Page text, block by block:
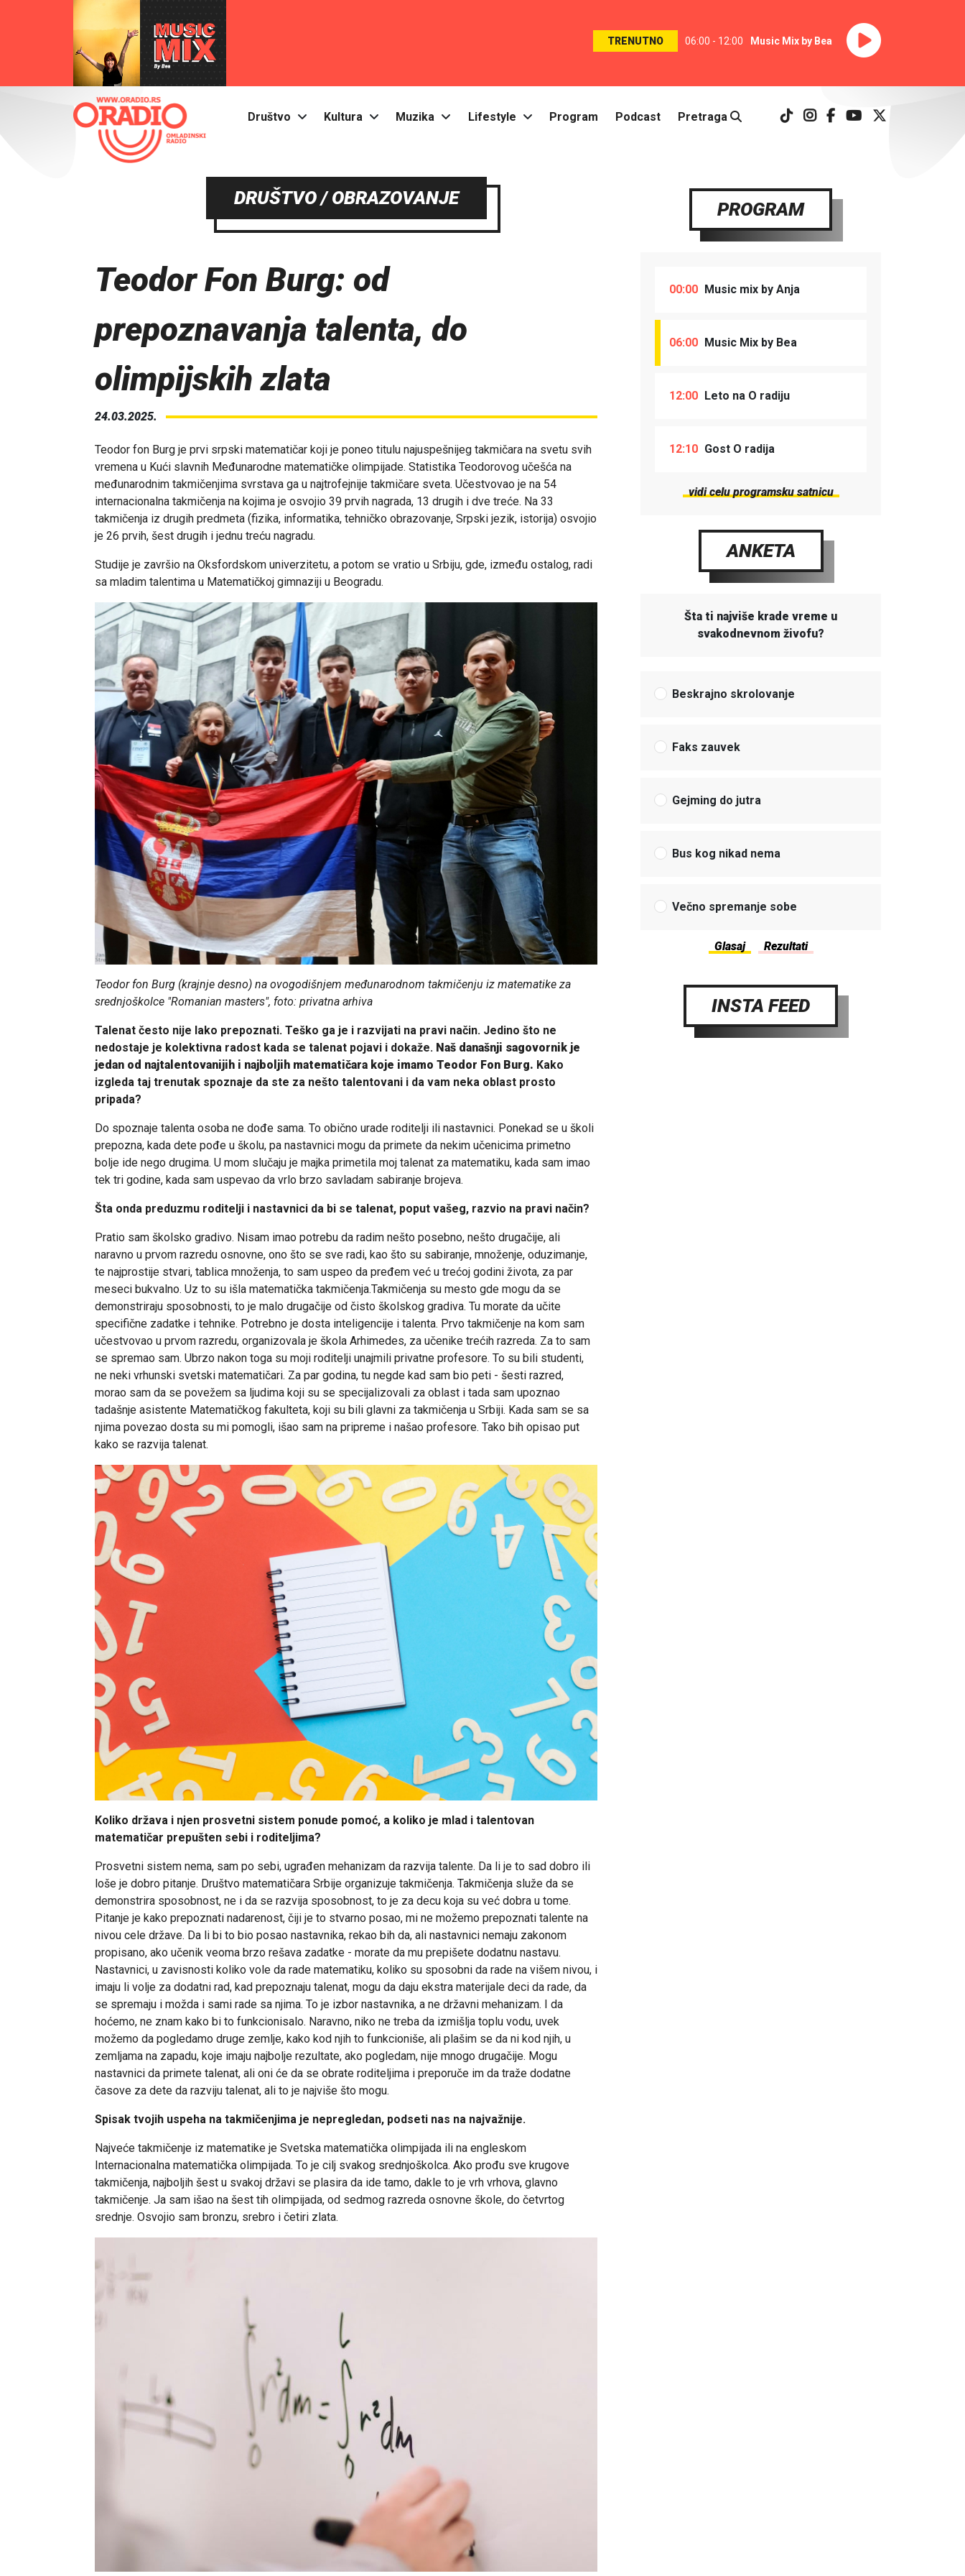
TRENUTNO 06:00 - 12:00 Music Mix by Bea
Društvo Kultura Muzika Lifestyle Program Podcast Pretraga
DRUŠTVO / OBRAZOVANJE
Teodor Fon Burg: od
prepoznavanja talenta, do
olimpijskih zlata
24.03.2025.
Teodor fon Burg je prvi srpski matematičar koji je poneo titulu najuspešnijeg takmičara na svetu svih
vremena u Kući slavnih Međunarodne matematičke olimpijade. Statistika Teodorovog učešća na
međunarodnim takmičenjima svrstava ga u najtrofejnije takmičare sveta. Učestvovao je na 54
internacionalna takmičenja na kojima je osvojio 39 prvih nagrada, 13 drugih i dve treće. Na 33
takmičenja iz drugih predmeta (fizika, informatika, tehničko obrazovanje, Srpski jezik, istorija) osvojio
je 26 prvih, šest drugih i jednu treću nagradu.
Studije je završio na Oksfordskom univerzitetu, a potom se vratio u Srbiju, gde, između ostalog, radi
sa mladim talentima u Matematičkoj gimnaziji u Beogradu.
Teodor fon Burg (krajnje desno) na ovogodišnjem međunarodnom takmičenju iz matematike za
srednjoškolce "Romanian masters", foto: privatna arhiva
Talenat često nije lako prepoznati. Teško ga je i razvijati na pravi način. Jedino što ne
nedostaje je kolektivna radost kada se talenat pojavi i dokaže. Naš današnji sagovornik je
jedan od najtalentovanijih i najboljih matematičara koje imamo Teodor Fon Burg. Kako
izgleda taj trenutak spoznaje da ste za nešto talentovani i da vam neka oblast prosto
pripada?
Do spoznaje talenta osoba ne dođe sama. To obično urade roditelji ili nastavnici. Ponekad se u školi
prepozna, kada dete pođe u školu, pa nastavnici mogu da primete da nekim učenicima primetno
bolje ide nego drugima. U mom slučaju je majka primetila moj talenat za matematiku, kada sam imao
tek tri godine, kada sam uspevao da vrlo brzo savladam sabiranje brojeva.
Šta onda preduzmu roditelji i nastavnici da bi se talenat, poput vašeg, razvio na pravi način?
Pratio sam školsko gradivo. Nisam imao potrebu da radim nešto posebno, nešto drugačije, ali
naravno u prvom razredu osnovne, ono što se sve radi, kao što su sabiranje, množenje, oduzimanje,
te najprostije stvari, tablica množenja, to sam uspeo da pređem već u trećoj godini života, za par
meseci bukvalno. Uz to su išla matematička takmičenja.Takmičenja su mesto gde mogu da se
demonstriraju sposobnosti, to je malo drugačije od čisto školskog gradiva. Tu morate da učite
specifične zadatke i tehnike. Potrebno je dosta inteligencije i talenta. Prvo takmičenje na kom sam
učestvovao u prvom razredu, organizovala je škola Arhimedes, za učenike trećih razreda. Za to sam
se spremao sam. Ubrzo nakon toga su moji roditelji unajmili privatne profesore. To su bili studenti,
ne neki vrhunski svetski matematičari. Za par godina, tu negde kad sam bio peti - šesti razred,
morao sam da se povežem sa ljudima koji su se specijalizovali za oblast i tada sam upoznao
tadašnje asistente Matematičkog fakulteta, koji su bili glavni za takmičenja u Srbiji. Kada sam se sa
njima povezao dosta su mi pomogli, išao sam na pripreme i našao profesore. Tako bih opisao put
kako se razvija talenat.
Koliko država i njen prosvetni sistem ponude pomoć, a koliko je mlad i talentovan
matematičar prepušten sebi i roditeljima?
Prosvetni sistem nema, sam po sebi, ugrađen mehanizam da razvija talente. Da li je to sad dobro ili
loše je dobro pitanje. Društvo matematičara Srbije organizuje takmičenja. Takmičenja služe da se
demonstrira sposobnost, ne i da se razvija sposobnost, to je za decu koja su već dobra u tome.
Pitanje je kako prepoznati nadarenost, čiji je to stvarno posao, mi ne možemo prepoznati talente na
nivou cele države. Da li bi to bio posao nastavnika, rekao bih da, ali nastavnici nemaju zakonom
propisano, ako učenik veoma brzo rešava zadatke - morate da mu prepišete dodatnu nastavu.
Nastavnici, u zavisnosti koliko vole da rade matematiku, koliko su sposobni da rade na višem nivou, i
imaju li volje za dodatni rad, kad prepoznaju talenat, mogu da daju ekstra materijale deci da rade, da
se spremaju i možda i sami rade sa njima. To je izbor nastavnika, a ne državni mehanizam. I da
hoćemo, ne znam kako bi to funkcionisalo. Naravno, niko ne treba da izmišlja toplu vodu, uvek
možemo da pogledamo druge zemlje, kako kod njih to funkcioniše, ali plašim se da ni kod njih, u
zemljama na zapadu, koje imaju najbolje rezultate, ako pogledam, nije mnogo drugačije. Mogu
nastavnici da primete talenat, ali oni će da se obrate roditeljima i preporuče im da traže dodatne
časove za dete da razviju talenat, ali to je najviše što mogu.
Spisak tvojih uspeha na takmičenjima je nepregledan, podseti nas na najvažnije.
Najveće takmičenje iz matematike je Svetska matematička olimpijada ili na engleskom
Internacionalna matematička olimpijada. To je cilj svakog srednjoškolca. Ako prođu sve krugove
takmičenja, najboljih šest u svakoj državi se plasira da ide tamo, dakle to je vrh vrhova, glavno
takmičenje. Ja sam išao na šest tih olimpijada, od sedmog razreda osnovne škole, do četvrtog
srednje. Osvojio sam bronzu, srebro i četiri zlata.
PROGRAM
00:00 Music mix by Anja
06:00 Music Mix by Bea
12:00 Leto na O radiju
12:10 Gost O radija
vidi celu programsku satnicu
ANKETA
Šta ti najviše krade vreme u
svakodnevnom živofu?
Beskrajno skrolovanje
Faks zauvek
Gejming do jutra
Bus kog nikad nema
Večno spremanje sobe
INSTA FEED